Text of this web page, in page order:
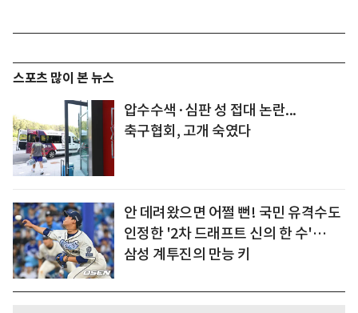
스포츠 많이 본 뉴스
압수수색·심판 성 접대 논란...
축구협회, 고개 숙였다
안 데려왔으면 어쩔 뻔! 국민 유격수도
인정한 '2차 드래프트 신의 한 수'…
삼성 계투진의 만능 키